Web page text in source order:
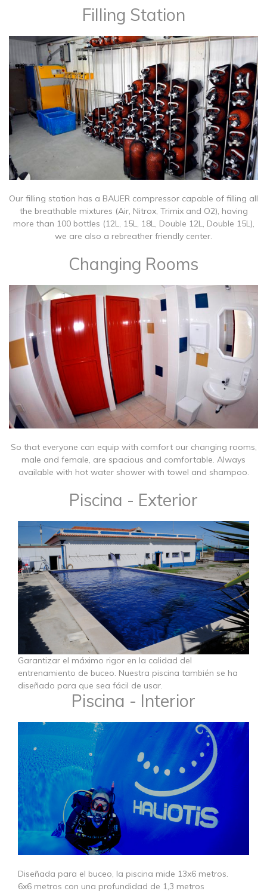
Filling Station
Our filling station has a BAUER compressor capable of filling all
the breathable mixtures (Air, Nitrox, Trimix and O2), having
more than 100 bottles (12L, 15L, 18L, Double 12L, Double 15L),
we are also a rebreather friendly center.
Changing Rooms
So that everyone can equip with comfort our changing rooms,
male and female, are spacious and comfortable. Always
available with hot water shower with towel and shampoo.
Piscina - Exterior
​​​​​​​Garantizar el máximo rigor en la calidad del
entrenamiento de buceo. Nuestra piscina también se ha
diseñado para que sea fácil de usar.
Piscina - Interior
Diseñada para el buceo, la piscina mide 13x6 metros.
6x6 metros con una profundidad de 1,3 metros